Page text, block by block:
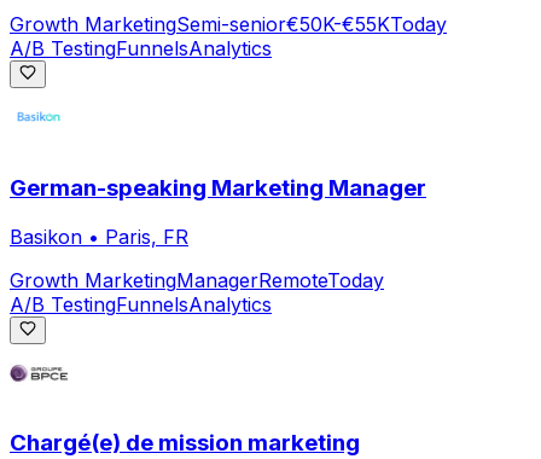
Growth MarketingSemi-senior€50K-€55KToday
A/B TestingFunnelsAnalytics
German-speaking Marketing Manager
Basikon • Paris, FR
Growth MarketingManagerRemoteToday
A/B TestingFunnelsAnalytics
Chargé(e) de mission marketing